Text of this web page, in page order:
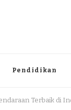
Pendidikan
Terbaik di